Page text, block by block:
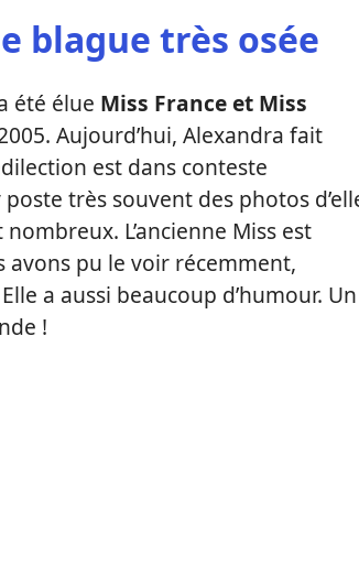
blague très osée
été élue Miss France et Miss
Aujourd’hui, Alexandra fait
est dans conteste
très souvent des photos
L’ancienne Miss est
avons pu le voir récemment,
a aussi beaucoup d’humour. Un
!